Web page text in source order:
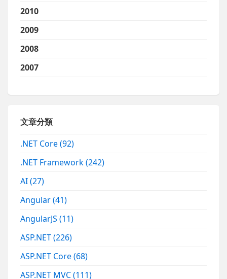
2010
2009
2008
2007
文章分類
.NET Core(92)
.NET Framework(242)
AI(27)
Angular(41)
AngularJS(11)
ASP.NET(226)
ASP.NET Core(68)
ASP.NET MVC(111)